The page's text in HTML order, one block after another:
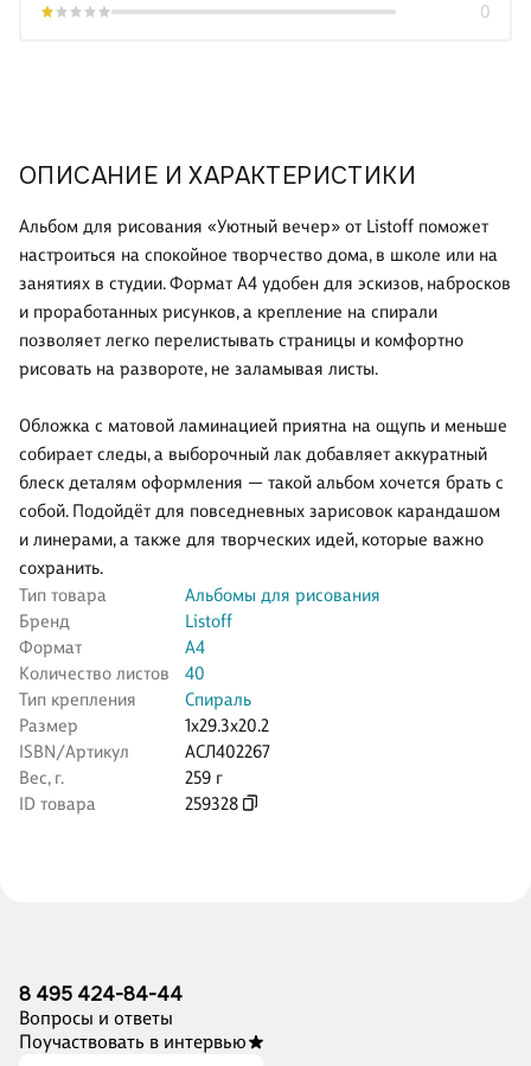
ОПИСАНИЕ И ХАРАКТЕРИСТИКИ
Альбом для рисования «Уютный вечер» от Listoff поможет
настроиться на спокойное творчество дома, в школе или на
занятиях в студии. Формат А4 удобен для эскизов, набросков
и проработанных рисунков, а крепление на спирали
позволяет легко перелистывать страницы и комфортно
рисовать на развороте, не заламывая листы.
Обложка с матовой ламинацией приятна на ощупь и меньше
собирает следы, а выборочный лак добавляет аккуратный
блеск деталям оформления — такой альбом хочется брать с
собой. Подойдёт для повседневных зарисовок карандашом
и линерами, а также для творческих идей, которые важно
сохранить.
Тип товара
Альбомы для рисования
Бренд
Listoff
Формат
А4
Количество листов
40
Тип крепления
Спираль
Размер
1x29.3x20.2
ISBN/Артикул
АСЛ402267
Вес, г.
259 г
ID товара
259328
0
8 495 424-84-44
Вопросы и ответы
Поучаствовать в интервью